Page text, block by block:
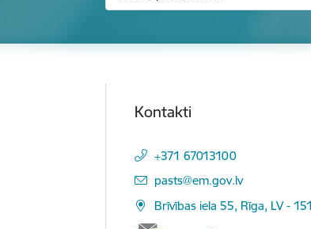
Kontakti
+371 67013100
E-pasts:
pasts@em.gov.lv
Brīvības iela 55, Rīga, LV -